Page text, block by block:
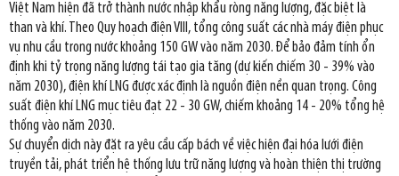
Việt Nam hiện đã trở thành nước nhập khẩu ròng năng lượng, đặc biệt là
than và khí. Theo Quy hoạch điện VIII, tổng công suất các nhà máy điện phục
vụ nhu cầu trong nước khoảng 150 GW vào năm 2030. Để bảo đảm tính ổn
định khi tỷ trọng năng lượng tái tạo gia tăng (dự kiến chiếm 30 - 39% vào
năm 2030), điện khí LNG được xác định là nguồn điện nền quan trọng. Công
suất điện khí LNG mục tiêu đạt 22 - 30 GW, chiếm khoảng 14 - 20% tổng hệ
thống vào năm 2030.
Sự chuyển dịch này đặt ra yêu cầu cấp bách về việc hiện đại hóa lưới điện
truyền tải, phát triển hệ thống lưu trữ năng lượng và hoàn thiện thị trường